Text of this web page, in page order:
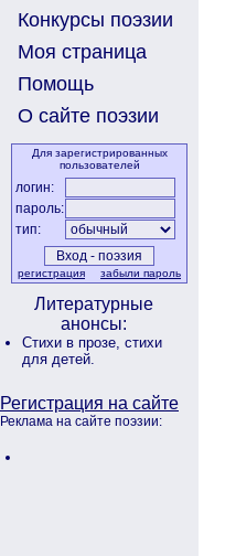
Конкурсы поэзии
Моя страница
Помощь
О сайте поэзии
Для зарегистрированных
пользователей
логин:
пароль:
тип:
регистрация забыли пароль
Литературные
анонсы:
Стихи в прозе, стихи
для детей.
Регистрация на сайте
Реклама на сайте поэзии: